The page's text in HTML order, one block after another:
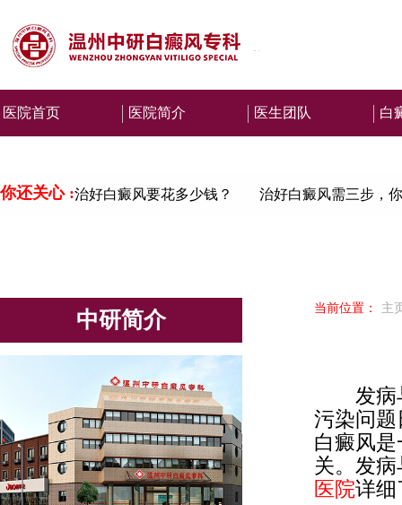
医院首页 医院简介 医生团队 白
你还关心 :治好白癜风要花多少钱？ 治好白癜风需三步，
中研简介 当前位置： 主
发病
污染问
白癜风
关。发
医院详细